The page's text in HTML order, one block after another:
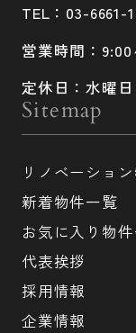
TEL：03-6661-
営業時間：9:00
定休日：水曜日
Sitemap
リノベーショ
新着物件一覧
お気に入り物
代表挨拶
採用情報
企業情報